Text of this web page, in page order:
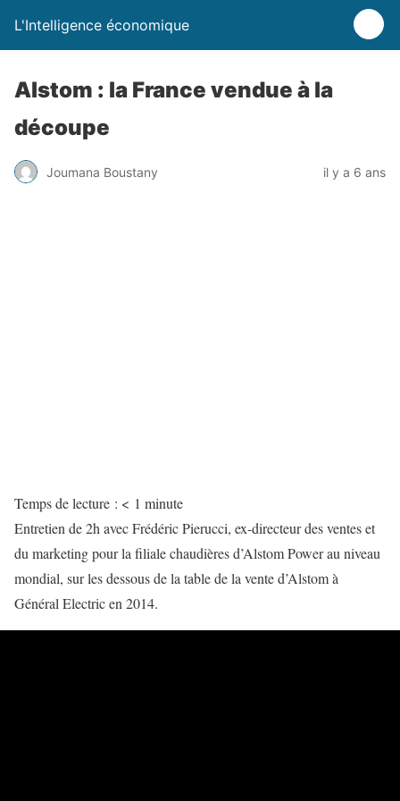
L'Intelligence économique
Alstom : la France vendue à la
découpe
Joumana Boustany il y a 6 ans
Temps de lecture : < 1 minute
Entretien de 2h avec Frédéric Pierucci, ex-directeur des ventes et
du marketing pour la filiale chaudières d’Alstom Power au niveau
mondial, sur les dessous de la table de la vente d’Alstom à
Général Electric en 2014.